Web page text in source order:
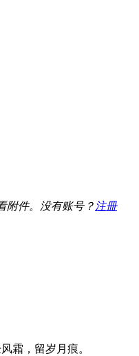
附件。没有账号？ 注冊
霜，留岁月痕。